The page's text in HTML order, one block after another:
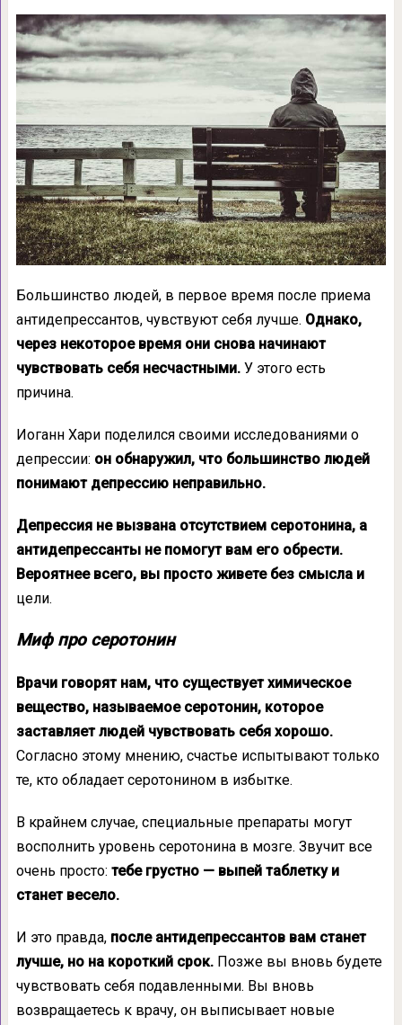
Большинство людей, в первое время после приема
антидепрессантов, чувствуют себя лучше. Однако,
через некоторое время они снова начинают
чувствовать себя несчастными.У этого есть
причина.
Иоганн Хари поделился своими исследованиями о
депрессии: он обнаружил, что большинство людей
понимают депрессию неправильно.
Депрессия не вызвана отсутствием серотонина, а
антидепрессанты не помогут вам его обрести.
Вероятнее всего, вы просто живете без смысла и
цели.
Миф про серотонин
Врачи говорят нам, что существует химическое
вещество, называемое серотонин, которое
заставляет людей чувствовать себя хорошо.
Согласно этому мнению, счастье испытывают только
те, кто обладает серотонином в избытке.
В крайнем случае, специальные препараты могут
восполнить уровень серотонина в мозге. Звучит все
очень просто: тебе грустно — выпей таблетку и
станет весело.
И это правда, после антидепрессантов вам станет
лучше, но на короткий срок.Позже вы вновь будете
чувствовать себя подавленными. Вы вновь
возвращаетесь к врачу, он выписывает новые